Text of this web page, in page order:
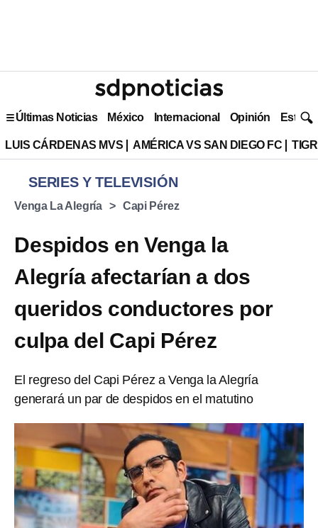
Últimas Noticias México Internacional Opinión Estilo
LUIS CÁRDENAS MVS AMÉRICA VS SAN DIEGO FC
SERIES Y TELEVISIÓN
Venga La Alegría Capi Pérez
Despidos en Venga la
Alegría afectarían a dos
queridos conductores por
culpa del Capi Pérez
El regreso del Capi Pérez a Venga la Alegría
generará un par de despidos en el matutino